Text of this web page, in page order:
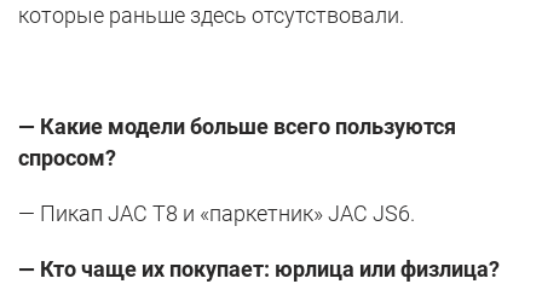
которые раньше здесь отсутствовали.
— Какие модели больше всего пользуются
спросом?
— Пикап JAC Т8 и «паркетник» JAC JS6.
— Кто чаще их покупает: юрлица или физлица?